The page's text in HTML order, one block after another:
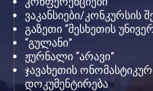
ვაკანსიები/კონკურსის
გაზეთი “მესხეთის
“გულანი”
ჟურნალი “არავი”
ჯავახეთის
დოკუმენტირება